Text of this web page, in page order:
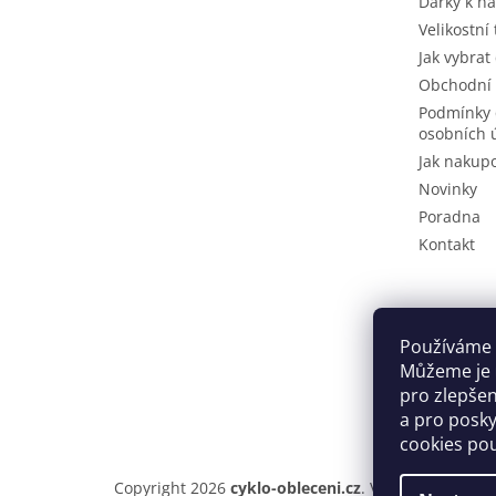
Používáme
Můžeme
pro
a pro
cookies
Velikostní
Jak
osobních
Jak
Novinky
Poradna
Kontakt
Copyright 2026 cyklo-obleceni.cz. Všechna práva